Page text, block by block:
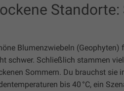
Blumenzwiebeln
schwer. Schließlich stammen
Sommern. Du brauchst sie
bis 40 °C, ein